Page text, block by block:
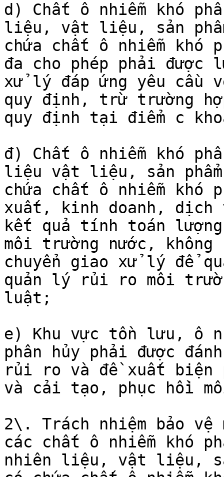
d) Chất ô nhiễm khó
liệu, vật liệu, sản
chứa chất ô nhiễm
đa cho phép phải
xử lý đáp ứng yêu cầu
quy định, trừ trường
quy định tại điểm c
đ) Chất ô nhiễm khó
liệu vật liệu, sản
chứa chất ô nhiễm khó
xuất, kinh doanh, dịch
kết quả tính toán
môi trường nước,
chuyển giao xử lý để
quản lý rủi ro môi
luật;
e) Khu vực tồn lưu, ô
phân hủy phải được
rủi ro và đề xuất biện
và cải tạo, phục hồi
2\. Trách nhiệm bảo
các chất ô nhiễm khó
nhiên liệu, vật liệu,